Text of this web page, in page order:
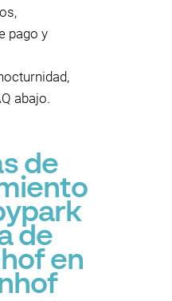
pago y
abajo.
de
de
en